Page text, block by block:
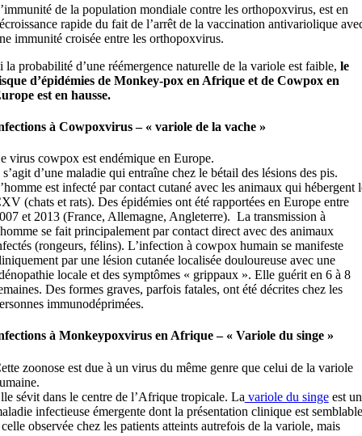
de la population mondiale contre les orthopoxvirus, est en
rapide du fait de l’arrêt de la vaccination antivariolique
immunité croisée entre les orthopoxvirus.
la probabilité d’une réémergence naturelle de la variole est faible, le
d’épidémies de Monkey-pox en Afrique et de Cowpox en
est en hausse.
à Cowpoxvirus – « variole de la vache »
virus cowpox est endémique en Europe.
d’une maladie qui entraîne chez le bétail des lésions des pis.
est infecté par contact cutané avec les animaux qui hébergent
(chats et rats). Des épidémies ont été rapportées en Europe entre
et 2013 (France, Allemagne, Angleterre). La transmission à
se fait principalement par contact direct avec des animaux
(rongeurs, félins). L’infection à cowpox humain se manifeste
par une lésion cutanée localisée douloureuse avec une
locale et des symptômes « grippaux ». Elle guérit en 6 à 8
Des formes graves, parfois fatales, ont été décrites chez les
immunodéprimées.
à Monkeypoxvirus en Afrique – « Variole du singe »
zoonose est due à un virus du même genre que celui de la variole
sévit dans le centre de l’Afrique tropicale. La variole du singeest
infectieuse émergente dont la présentation clinique est semblable
observée chez les patients atteints autrefois de la variole, mais